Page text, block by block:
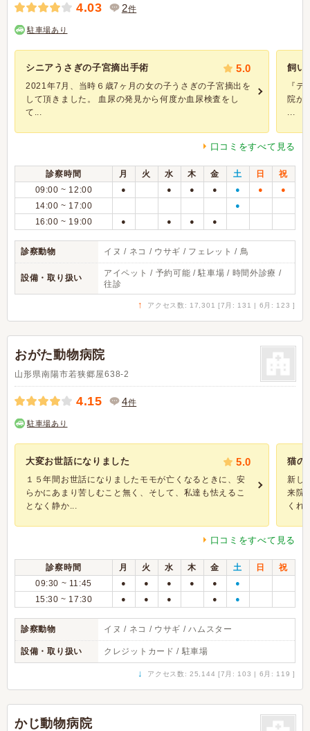
4.03 2件
駐車場あり
シニアうさぎの子宮摘出手術 5.0
2021年7月、当時６歳7ヶ月の女の子うさぎの子宮摘出を
して頂きました。 血尿の発見から何度か血尿検査をし
て...
飼い
『
院が
...
口コミをすべて見る
診察時間 月 火 水 木 金 土 日
祝
09:00 ~ 12:00
● ● ● ● ● ● ●
14:00 ~ 17:00 ●
16:00 ~ 19:00 ● ● ● ●
診察動物 イヌ / ネコ / ウサギ / フェレット / 鳥
設備・取り扱い
アイペット / 予約可能 / 駐車場 / 時間外診療 /
往診
↑ アクセス数: 17,301 [7月: 131 | 6月: 123 ]
おがた動物病院
山形県南陽市若狭郷屋638-2
4.15 4件
駐車場あり
大変お世話になりました 5.0
１５年間お世話になりましたモモが亡くなるときに、安
らかにあまり苦しむこと無く、そして、私達も怯えるこ
となく静か...
猫の
新し
来院
くれ
口コミをすべて見る
診察時間 月 火 水 木 金 土 日
祝
09:30 ~ 11:45
● ● ● ● ● ●
15:30 ~ 17:30 ● ● ● ● ●
診察動物 イヌ / ネコ / ウサギ / ハムスター
設備・取り扱い クレジットカード / 駐車場
↓ アクセス数: 25,144 [7月: 103 | 6月: 119 ]
かじ動物病院